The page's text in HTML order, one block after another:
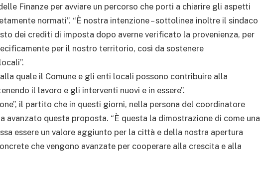
Finanze per avviare un percorso che porti a chiarire gli aspetti
normati”. “È nostra intenzione – sottolinea inoltre il sindaco
dei crediti di imposta dopo averne verificato la provenienza, per
per il nostro territorio, così da sostenere
alla quale il Comune e gli enti locali possono contribuire alla
il lavoro e gli interventi nuovi e in essere”.
il partito che in questi giorni, nella persona del coordinatore
avanzato questa proposta. “È questa la dimostrazione di come una
essere un valore aggiunto per la città e della nostra apertura
che vengono avanzate per cooperare alla crescita e alla